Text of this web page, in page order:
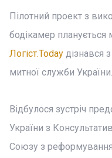
Пілотний проект з
бодікамер
Логіст.Today дізнався
митної служби України.
Відбулося зустріч
України з
Союзу з реформування